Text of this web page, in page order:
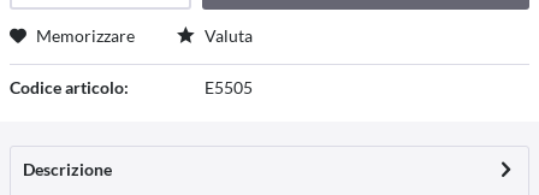
Memorizzare Valuta
Codice articolo: E5505
Descrizione